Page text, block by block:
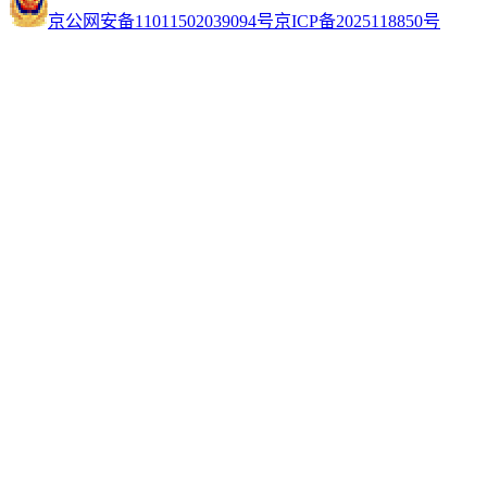
京公网安备11011502039094号京ICP备2025118850号